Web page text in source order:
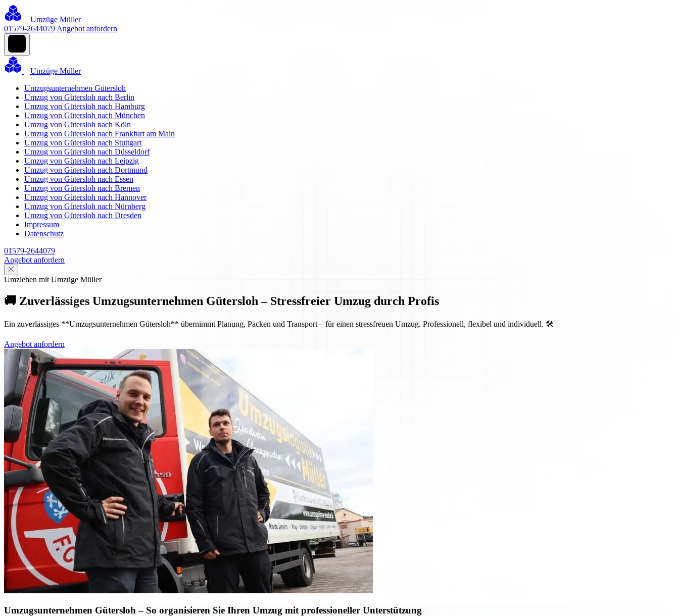
Umzüge Müller
01579-2644079 Angebot anfordern
Umzüge Müller
Umzugsunternehmen Gütersloh
Umzug von Gütersloh nach Berlin
Umzug von Gütersloh nach Hamburg
Umzug von Gütersloh nach München
Umzug von Gütersloh nach Köln
Umzug von Gütersloh nach Frankfurt am Main
Umzug von Gütersloh nach Stuttgart
Umzug von Gütersloh nach Düsseldorf
Umzug von Gütersloh nach Leipzig
Umzug von Gütersloh nach Dortmund
Umzug von Gütersloh nach Essen
Umzug von Gütersloh nach Bremen
Umzug von Gütersloh nach Hannover
Umzug von Gütersloh nach Nürnberg
Umzug von Gütersloh nach Dresden
Impressum
Datenschutz
01579-2644079
Angebot anfordern
Umziehen mit Umzüge Müller
🚚 Zuverlässiges Umzugsunternehmen Gütersloh – Stressfreier Umzug durch Profis
Ein zuverlässiges **Umzugsunternehmen Gütersloh** übernimmt Planung, Packen und Transport – für einen stressfreuen Umzug. Professionell, flexibel und individuell. 🛠️
Angebot anfordern
Umzugsunternehmen Gütersloh – So organisieren Sie Ihren Umzug mit professioneller Unterstützung